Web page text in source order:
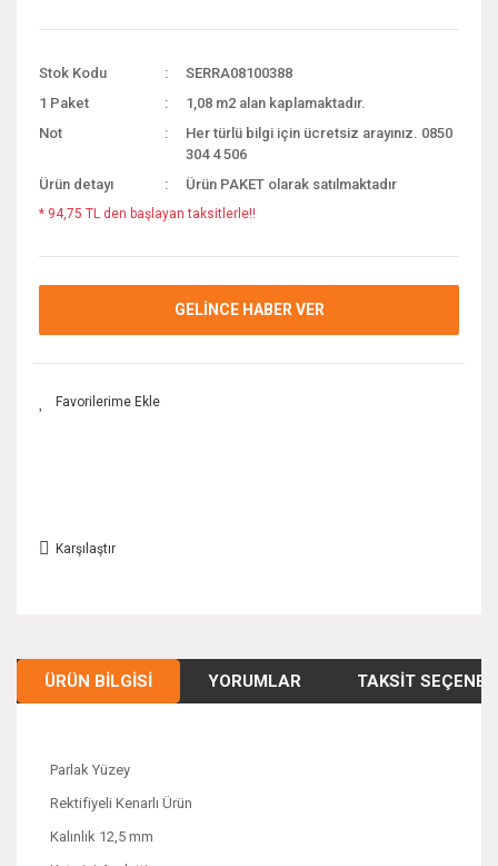
Stok Kodu
SERRA08100388
1 Paket
1,08 m2 alan kaplamaktadır.
Not
Her türlü bilgi için ücretsiz arayınız. 0850
304 4 506
Ürün detayı
Ürün PAKET olarak satılmaktadır
* 94,75 TL den başlayan taksitlerle!!
GELİNCE HABER VER
Karşılaştır
ÜRÜN BILGISI YORUMLAR TAKSIT
Parlak Yüzey
Rektifiyeli Kenarlı Ürün
Kalınlık 12,5 mm